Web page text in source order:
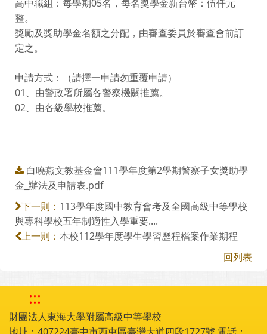
高中職組：每學期05名，每名獎學金新台幣：伍仟元
整。
獎勵及獎助學金名額之分配，由審查委員於審查會前訂
定之。
申請方式：（請擇一申請勿重覆申請）
01、由警政署所屬各警察機關推薦。
02、由各級學校推薦。
白曉燕文教基金會111學年度第2學期警察子女獎助學
金_辦法及申請表.pdf
下一則： 113學年度國中教育會考及全國高級中等學校
與專科學校五年制適性入學重要....
上一則： 本校112學年度學生學習歷程檔案作業期程
回列表
:::
財團法人東海大學附屬高級中等學校
地址：407224臺中市西屯區臺灣大道四段1727號 電話：